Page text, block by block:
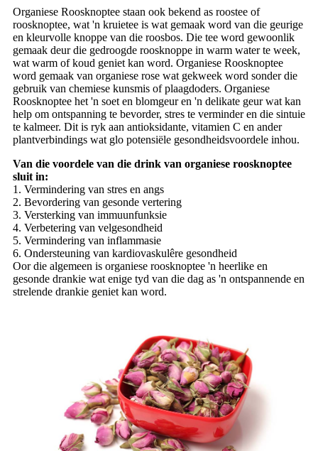
Organiese Roosknoptee staan ​​ook bekend as roostee of
roosknoptee, wat 'n kruietee is wat gemaak word van die geurige
en kleurvolle knoppe van die roosbos. Die tee word gewoonlik
gemaak deur die gedroogde roosknoppe in warm water te week,
wat warm of koud geniet kan word. Organiese Roosknoptee
word gemaak van organiese rose wat gekweek word sonder die
gebruik van chemiese kunsmis of plaagdoders. Organiese
Roosknoptee het 'n soet en blomgeur en 'n delikate geur wat kan
help om ontspanning te bevorder, stres te verminder en die sintuie
te kalmeer. Dit is ryk aan antioksidante, vitamien C en ander
plantverbindings wat glo potensiële gesondheidsvoordele inhou.
Van die voordele van die drink van organiese roosknoptee
sluit in:
1. Vermindering van stres en angs
2. Bevordering van gesonde vertering
3. Versterking van immuunfunksie
4. Verbetering van velgesondheid
5. Vermindering van inflammasie
6. Ondersteuning van kardiovaskulêre gesondheid
Oor die algemeen is organiese roosknoptee 'n heerlike en
gesonde drankie wat enige tyd van die dag as 'n ontspannende en
strelende drankie geniet kan word.